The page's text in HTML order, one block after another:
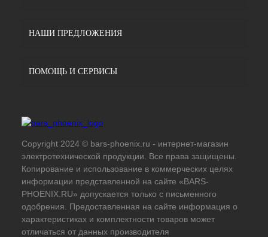
НАШИ ПРЕДЛОЖЕНИЯ
ПОМОЩЬ И СЕРВИСЫ
Copyright 2024 © bars-phoenix.ru - интернет-магазин
электротехнической продукции. Все права защищены.
Копирование и использование в коммерческих целях
информации представленной на сайте «BARS-
PHOENIX.RU» допускается только с письменного
одобрения. Предоставленная на сайте информация о
характеристиках и комплектности товаров может
отличаться от данных производителя